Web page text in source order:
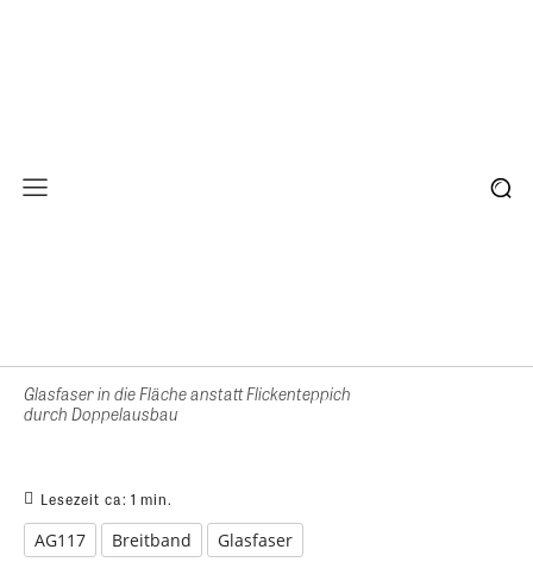
Glasfaser in die Fläche anstatt Flickenteppich
durch Doppelausbau
Lesezeit ca: 1 min.
AG117 Breitband Glasfaser